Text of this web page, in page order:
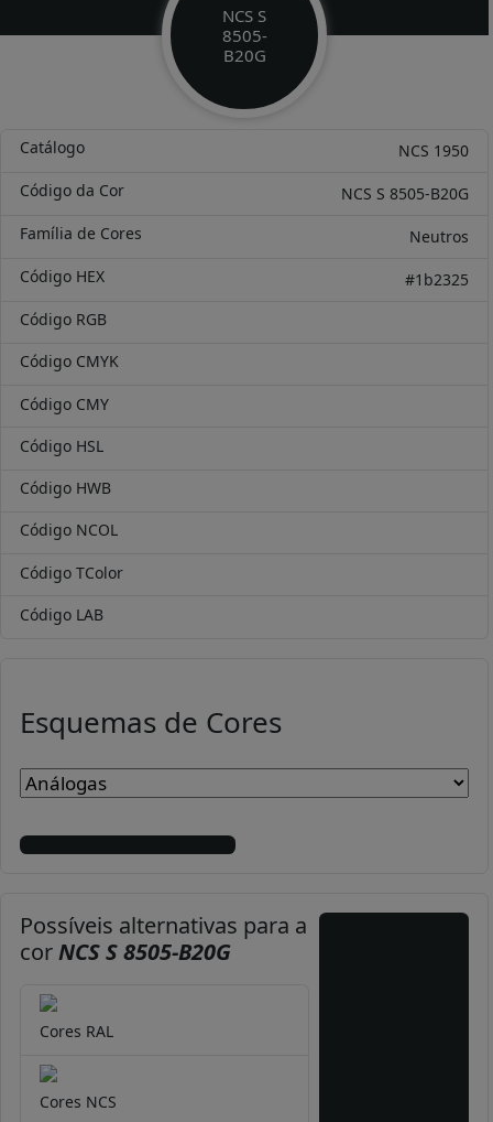
NCS S
8505-
B20G
Catálogo
NCS 1950
Código da Cor
NCS S 8505-B20G
Família de Cores
Neutros
Código HEX
#1b2325
Código RGB
Código CMYK
Código CMY
Código HSL
Código HWB
Código NCOL
Código TColor
Código LAB
Esquemas de Cores
Possíveis alternativas para a
corNCS S 8505-B20G
Cores RAL
Cores NCS